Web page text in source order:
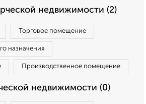
недвижимости (2)
Торговое помещение
назначения
Производственное помещение
недвижимости (0)